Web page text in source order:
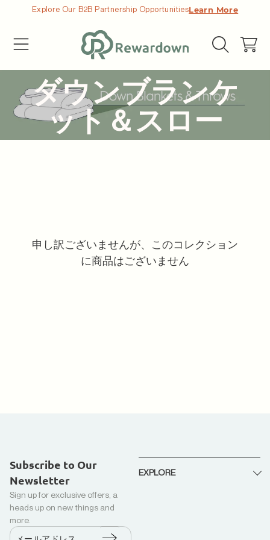
Explore Our B2B Partnership OpportunitiesLearn More
ー
ト
コ
レ
ク
ン:
ダウンブランケ
ット＆スロー
申し訳ございませんが、このコレクション
に商品はございません
Subscribe to Our
Newsletter
Sign up for exclusive offers, a
heads up on new things and
more.
EXPLORE